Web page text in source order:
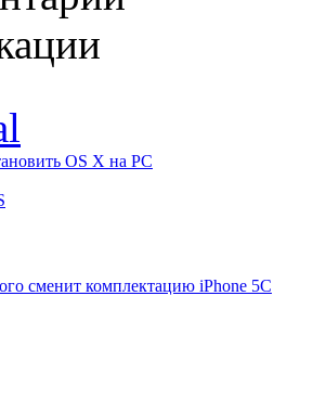
OS X на PC
сменит комплектацию iPhone 5C